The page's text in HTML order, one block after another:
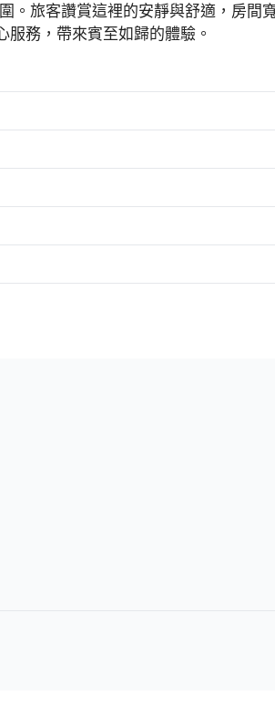
旅客讚賞這裡的安靜與舒適，房間
務，帶來賓至如歸的體驗。